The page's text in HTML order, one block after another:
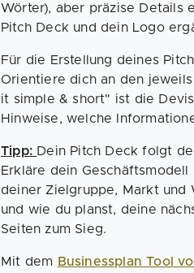
Wörter), aber präzise Details
Pitch Deck und dein Logo
Für die Erstellung deines
Orientiere dich an den
it simple & short" ist die
Hinweise, welche
Tipp: Dein Pitch Deck folgt
Erkläre dein
deiner Zielgruppe, Markt
und wie du planst, deine
Seiten zum Sieg.
Mit dem Businessplan Tool